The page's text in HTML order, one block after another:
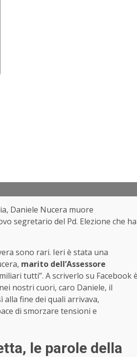
Daniele Nucera muore
segretario del Pd. Elezione che ha
sono rari. Ieri è stata una
marito dell’Assessore
tutti”. A scriverlo su Facebook
nostri cuori, caro Daniele, il
alla fine dei quali arrivava,
di smorzare tensioni e
le parole della